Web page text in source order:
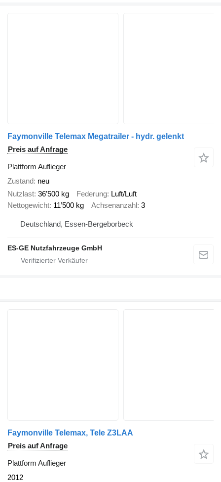
Faymonville Telemax Megatrailer - hydr. gelenkt
Preis auf Anfrage
Plattform Auflieger
Zustand neu
Nutzlast 36’500 kg Federung Luft/Luft
Nettogewicht 11’500 kg Achsenanzahl 3
Deutschland, Essen-Bergeborbeck
ES-GE Nutzfahrzeuge GmbH
Faymonville Telemax, Tele Z3LAA
Preis auf Anfrage
Plattform Auflieger
2012